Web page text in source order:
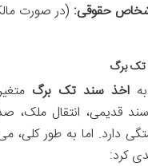
حقوقی: (در صورت
تک برگ
اخذ سند تک برگ
قدیمی، انتقال ملک،
اما به طور کلی،
کرد: